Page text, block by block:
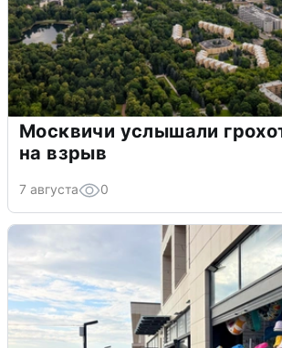
Москвичи услышали
на взрыв
7 августа 0